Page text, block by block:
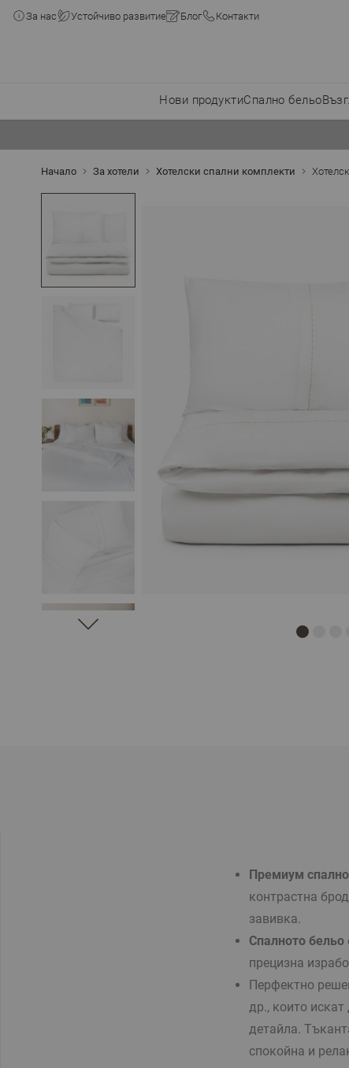
За нас Устойчиво развитие Блог Контакти
Нови продуктиСпално бельо
Начало За хотели Хотелски спални комплекти
Премиум
контрастна
завивка.
Спалното бельо
прецизна
Перфектно
др., които
детайла.
спокойна и